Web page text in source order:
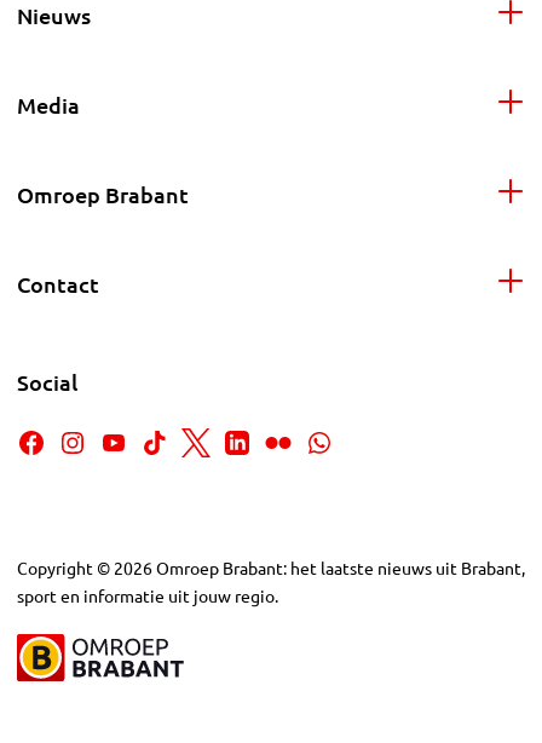
Nieuws
Media
Omroep Brabant
Contact
Social
Copyright © 2026Omroep Brabant: het laatste nieuws uit Brabant,
sport en informatie uit jouw regio.